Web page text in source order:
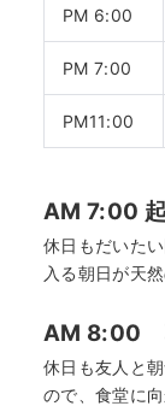
PM 6:00
PM 7:00
PM11:00
AM 7:00
休日もだいた
入る朝日が天
AM 8:00
休日も友人と
ので、食堂に